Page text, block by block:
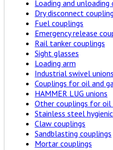
Loading and unloading
Dry disconnect
Fuel couplings
Emergency release
Rail tanker couplings
Sight glasses
Loading arm
Industrial swivel unions
Couplings for oil and
HAMMER LUG unions
Other couplings for oil
Stainless steel
Claw couplings
Sandblasting couplings
Mortar couplings